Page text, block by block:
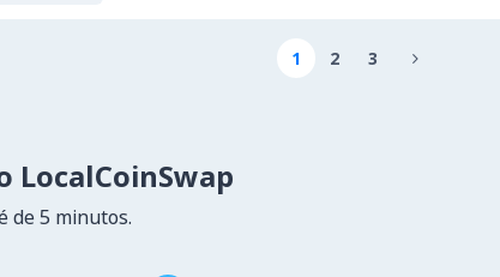
1 2 3 
LocalCoinSwap
de 5 minutos.